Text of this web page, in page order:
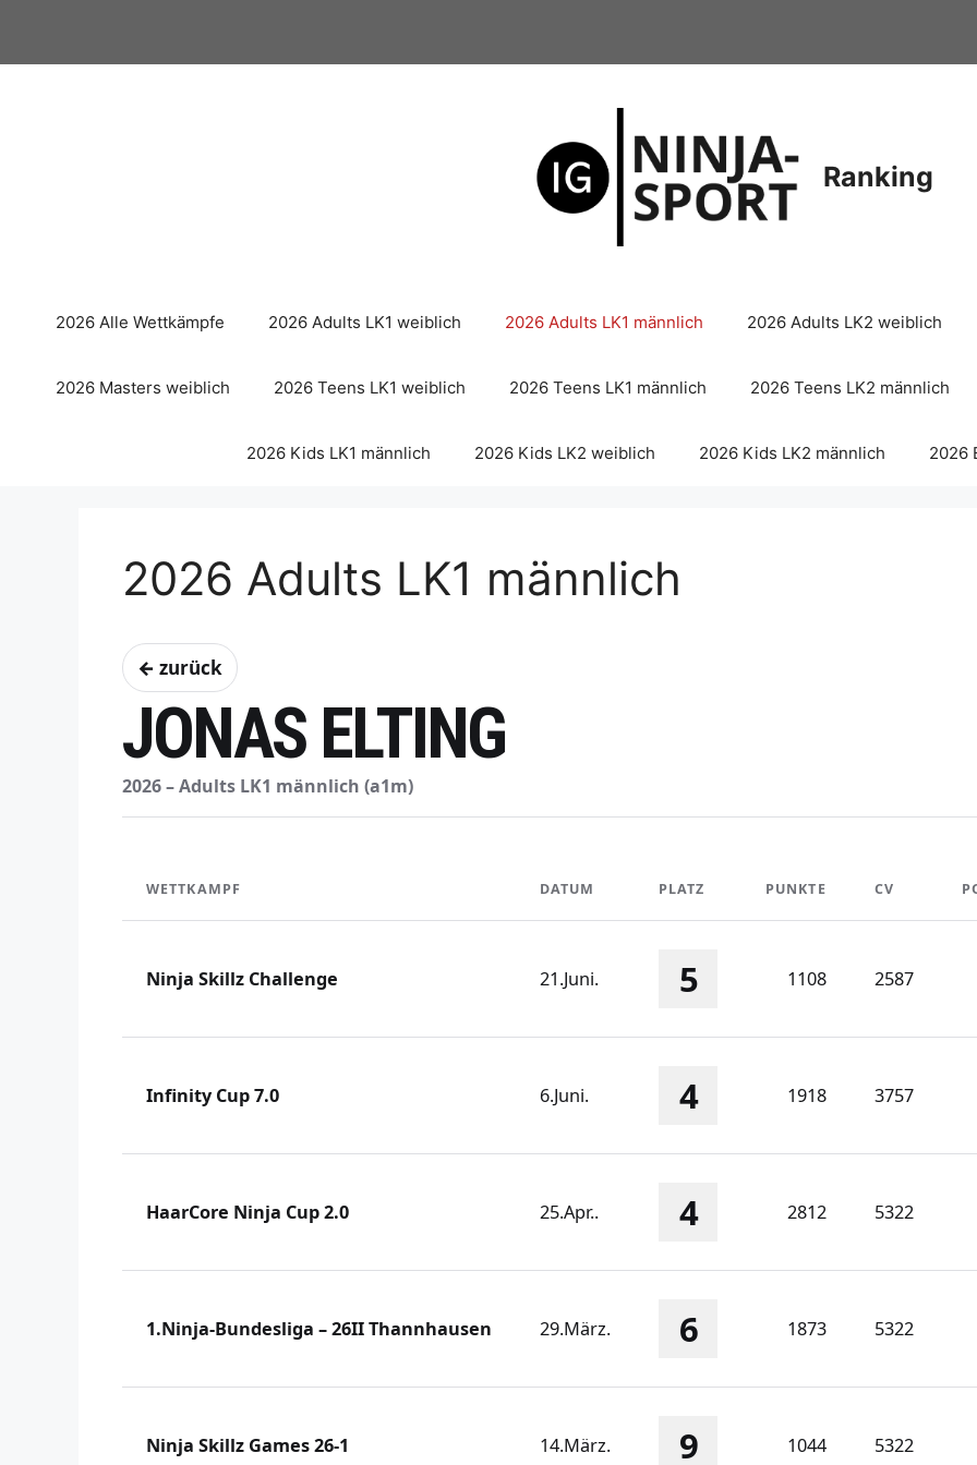
springen
Ranking
2026 Alle Wettkämpfe 2026 Adults LK1 weiblich 2026 Adults LK1 männlich 2026 Adults LK2 weiblich
2026 Masters weiblich 2026 Teens LK1 weiblich 2026 Teens LK1 männlich 2026 Teens LK2 männlich
2026 Kids LK1 männlich 2026 Kids LK2 weiblich 2026 Kids LK2 männlich 2026
2026 Adults LK1 männlich
← zurück
JONAS ELTING
2026 – Adults LK1 männlich (a1m)
WETTKAMPF DATUM PLATZ PUNKTE CV
Ninja Skillz Challenge 21.Juni. 5 1108 2587
Infinity Cup 7.0 6.Juni. 4 1918 3757
HaarCore Ninja Cup 2.0 25.Apr.. 4 2812 5322
1.Ninja-Bundesliga – 26II Thannhausen 29.März. 6 1873 5322
Ninja Skillz Games 26-1 14.März. 9 1044 5322